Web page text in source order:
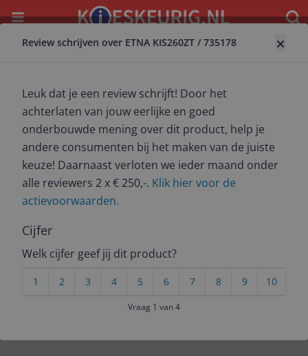
Menu
Terug naar kookplaat
ETNA KIS260ZT / 735178
207)
Review schrijven over ETNA KIS260ZT / 735178
Leuk dat je een review schrijft! Door het
achterlaten van jouw eerlijke en goed
onderbouwde mening over dit product, help je
andere consumenten bij het maken van de juiste
keuze! Daarnaast verloten we ieder maand onder
alle reviewers 2 x € 250,-. Klik hier voor de
actievoorwaarden.
Cijfer
Welk cijfer geef jij dit product?
10
9
8
7
6
5
4
3
2
1
Vraag 1 van 4
Alle 0 prijzen en aanbieders
Bewuste keuzeDit product is ook verkrijgbaar in
een refurbished variant vanaf € 319,00
Prijshistorie